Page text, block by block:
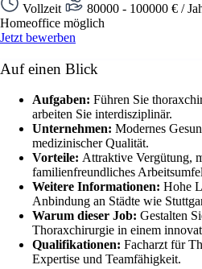
Vollzeit 80000 - 100000 € /
Homeoffice möglich
Jetzt bewerben
Auf einen Blick
Aufgaben: Führen Sie
arbeiten Sie interdisziplinär.
Unternehmen: Modernes
medizinischer Qualität.
Vorteile: Attraktive Vergütung,
familienfreundliches
Weitere Informationen: Hohe
Anbindung an Städte wie
Warum dieser Job: Gestalten
Thoraxchirurgie in einem
Qualifikationen: Facharzt für
Expertise und Teamfähigkeit.